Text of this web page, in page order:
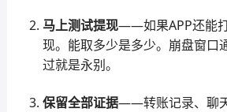
马上测试提现——如果APP还能
现。能取多少是多少。崩盘窗口
过就是永别。
保留全部证据——转账记录、聊